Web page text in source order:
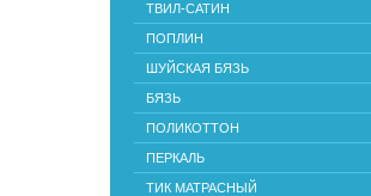
ТВИЛ-САТИН
ПОПЛИН
ШУЙСКАЯ БЯЗЬ
БЯЗЬ
ПОЛИКОТТОН
ПЕРКАЛЬ
ТИК МАТРАСНЫЙ